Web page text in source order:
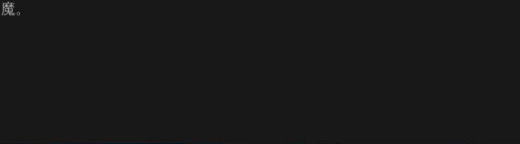
魔。